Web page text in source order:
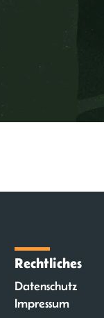
Rechtliches
Datenschutz
Impressum